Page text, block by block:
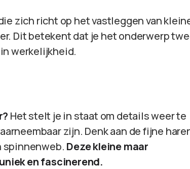
zich richt op het vastleggen van
Dit betekent dat je het onderwerp
werkelijkheid.
Het stelt je in staat om details weer te
zijn. Denk aan de fijne
spinnenweb. Deze kleine maar
en fascinerend.